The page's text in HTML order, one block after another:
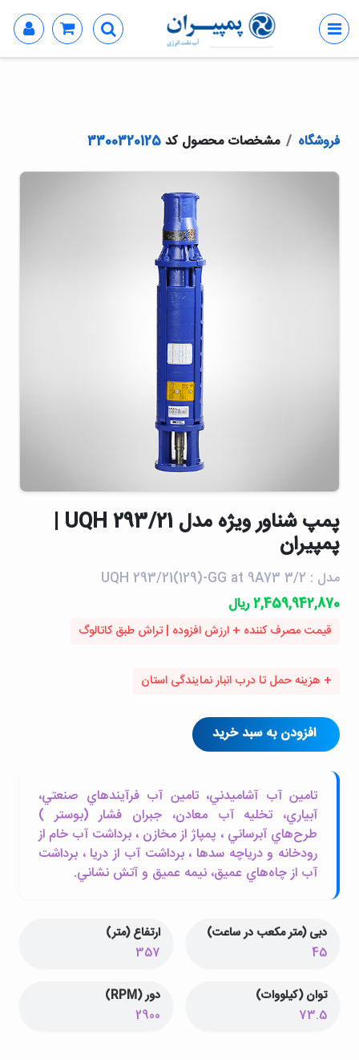
فروشگاه مشخصات محصول کد3300320125
پمپ شناور ويژه مدل UQH 293/21 |
پمپیران
مدل : UQH 293/21(129)-GG at 9A73 3/2
2,459,942,870 ریال
قیمت مصرف کننده + ارزش افزوده | تراش طبق کاتالوگ
+ هزینه حمل تا درب انبار نمایندگی استان
افزودن به سبد خرید
تامين آب آشاميدني، تامين آب فرآيندهاي صنعتي،
آبياري، تخليه آب معادن، جبران فشار (بوستر )
طرح‌هاي آبرساني ، پمپاژ از مخازن ، برداشت آب خام از
رودخانه و درياچه سدها ، برداشت آب از دريا ، برداشت
آب از چاه‌هاي عميق، نيمه عميق و آتش نشاني.
دبی (متر مکعب در ساعت)
45
ارتفاع (متر)
357
توان (کیلووات)
73.5
دور (RPM)
2900